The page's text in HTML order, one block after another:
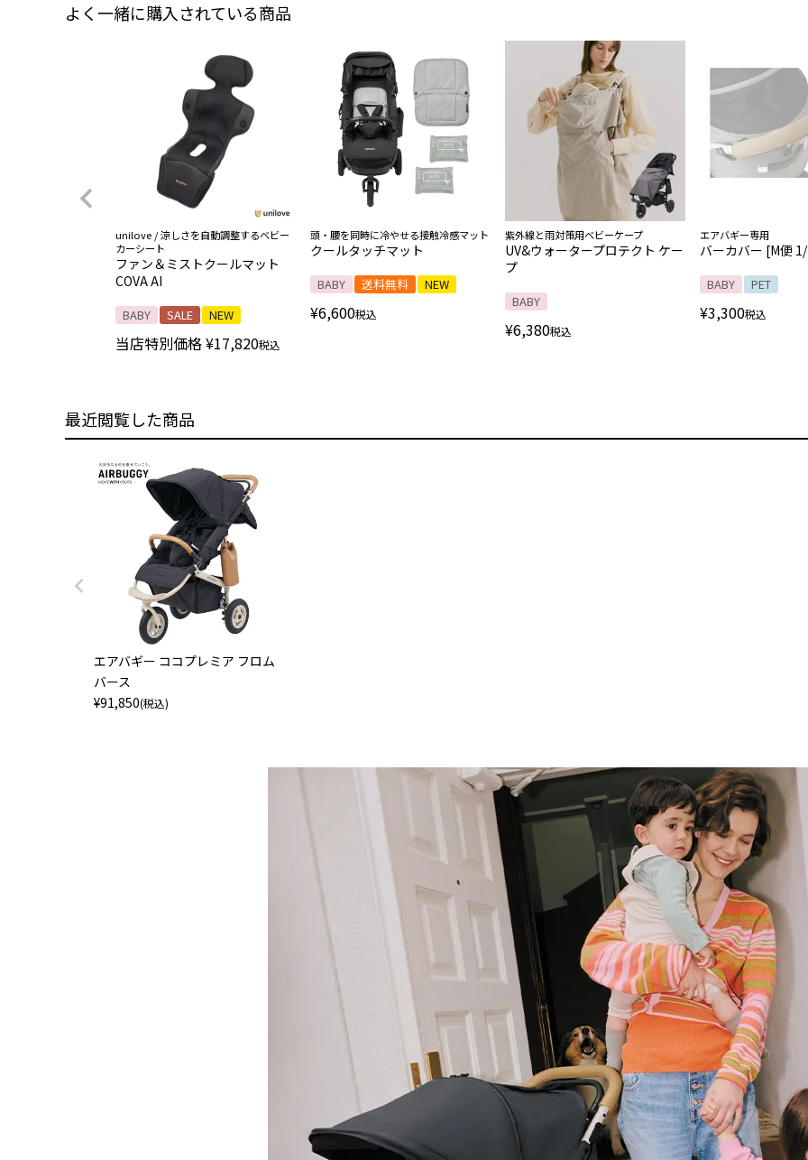
よく一緒に購入されている商品
unilove / 涼しさを自動調整するベビー
カーシート
ファン＆ミストクールマット
COVA AI
BABY SALE NEW
当店特別価格¥17,820税込
頭・腰を同時に冷やせる接触冷感マット
クールタッチマット
BABY 送料無料 NEW
¥6,600税込
紫外線と雨対策用ベビーケープ
UV&ウォータープロテクト ケー
プ
BABY
¥6,380税込
エアバギー専用
バーカバー [M便
BABY PET
¥3,300税込
最近閲覧した商品
エアバギー ココプレミア フロム
バース
¥91,850(税込)